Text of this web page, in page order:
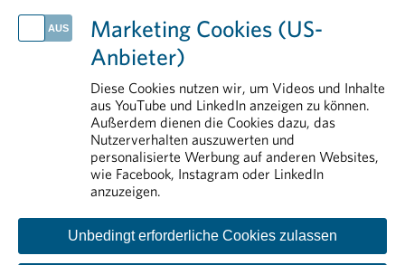
Pharmareferenten
Arzneimittelmarkt
Erstattung von Arzneimitteln
Forschung & Entwicklung
Aus- und Weiterbildung
Marketing Cookies (US-
Anbieter)
Diese Cookies nutzen wir, um Videos und Inhalte
aus YouTube und LinkedIn anzeigen zu können.
Außerdem dienen die Cookies dazu, das
Nutzerverhalten auszuwerten und
personalisierte Werbung auf anderen Websites,
wie Facebook, Instagram oder LinkedIn
anzuzeigen.
Unbedingt erforderliche Cookies zulassen